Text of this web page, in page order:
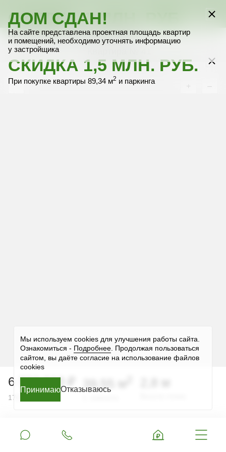
Мы используем cookies для улучшения работы сайта.
Ознакомиться - Подробнее . Продолжая пользоваться
сайтом, вы даёте согласие на использование файлов
cookies
Принимаю
Принимаю
Принимаю
Принимаю
ПринимаюОтказываюсь
7 этаж
без межкомнатных перегородок
+ –
6 723 500 ₽
170 000 ₽ за м 2
Выбрать квартиру
Выбрать квартиру
Выбрать квартиру
Выбрать квартиру
Выбрать квартиру
СКИДКА 1 МЛН. РУБ.
При покупке только квартиры 89,34 м2
СКИДКА 1,5 МЛН. РУБ.
При покупке квартиры 89,34 м2 и паркинга
ДОМ СДАН!
На сайте представлена проектная площадь квартир
и помещений, необходимо уточнять информацию
у застройщика